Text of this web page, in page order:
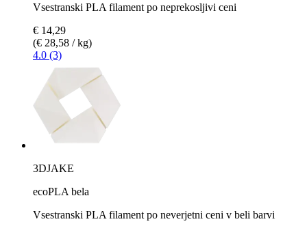
Vsestranski PLA filament po neprekosljivi ceni
€ 14,29
(€ 28,58 / kg)
4.0 (3)
3DJAKE
ecoPLA bela
Vsestranski PLA filament po neverjetni ceni v beli barvi